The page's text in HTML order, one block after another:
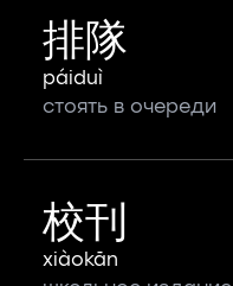
排隊
páiduì
стоять в очереди
校刊
xiàokān